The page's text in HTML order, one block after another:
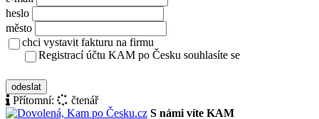
heslo
město
chci vystavit fakturu na firmu
Registrací účtu KAM po Česku souhlasíte se
odeslat
Přítomní:
čtenář
S námi víte KAM